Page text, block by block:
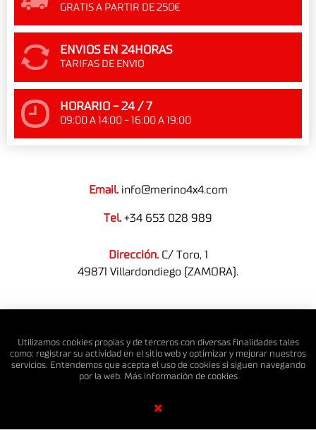
GRATIS A PARTIR DE 250€
ENVIOS EN 24HORAS
TARIFAS DE ENVIO
HORARIO - 24 / 7
09:00 A 14:00 - 16:00 A 19:00
Email. info@merino4x4.com
Tel. +34 653 028 989
Dirección.C/ Toro, 1
49871 Villardondiego (ZAMORA).
© MERINO 4X4 S.L. Todos los derechos reservados.
Diseño Web SGM
Utilizamos cookies propias y de terceros con diversas finalidades tales
como: registrar su actividad en el sitio web y optimizar y mejorar nuestros
servicios. Entendemos que acepta el uso de cookies si siguen navegando
por la web. Más información de cookies